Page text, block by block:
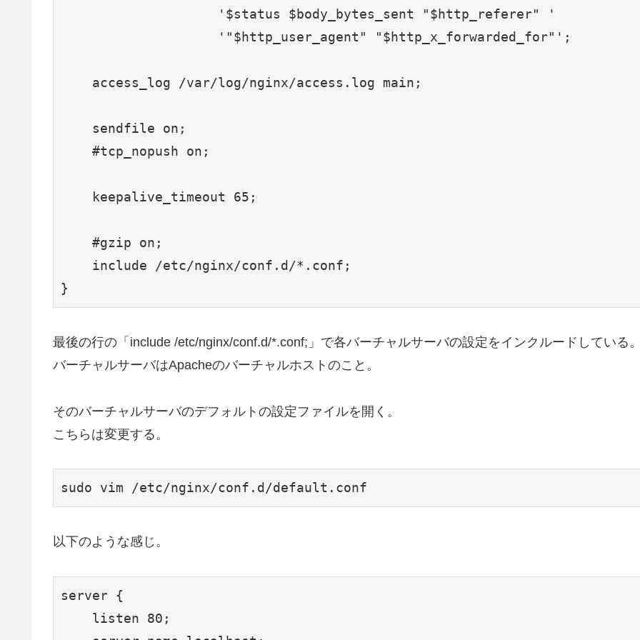
                    '$status $body_bytes_sent "$http_referer" '
                    '"$http_user_agent" "$http_x_forwarded_for"';
    access_log /var/log/nginx/access.log main;
    sendfile on;
    #tcp_nopush on;
    keepalive_timeout 65;
    #gzip on;
    include /etc/nginx/conf.d/*.conf;
}
最後の行の「include /etc/nginx/conf.d/*.conf;」で各バーチャルサーバの設定をインクルードしている
バーチャルサーバはApacheのバーチャルホストのこと。
そのバーチャルサーバのデフォルトの設定ファイルを開く。
こちらは変更する。
sudo vim /etc/nginx/conf.d/default.conf
以下のような感じ。
server {
    listen 80;